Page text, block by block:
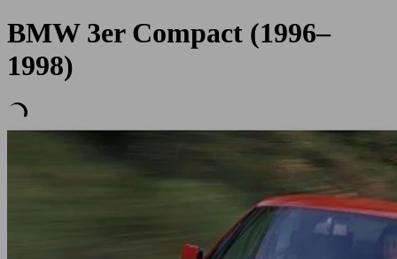
BMW 3er Compact (1996–
1998)